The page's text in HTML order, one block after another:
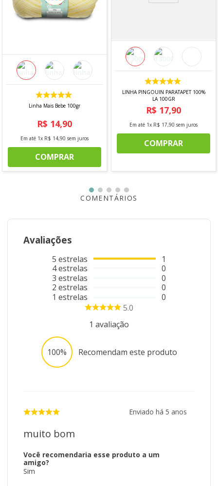
INDICAÇÃO DE USO:
- Alvenaria
- Artesanato
DIMENSÕES
- 120 mm
- 98 mm
CONTÉM
- 2 Lixas
*imagem meramente ilustrativa
Linha Mais Bebe 100gr
R$ 14,90
Em até 1x R$ 14,90 sem juros
COMPRAR
LINHA PINGOUIN PARATAPET 100%
LA 100GR
R$ 17,90
Em até 1x R$ 17,90 sem juros
COMPRAR
COMENTÁRIOS
Avaliações
5 estrelas
4estrelas
3 estrelas
2 estrelas
1 estrelas
1
0
0
0
0
5.0
1 avaliação
100% Recomendam este produto
Enviado há 5 anos
muito bom
Você recomendaria esse produto a um
amigo?
Sim